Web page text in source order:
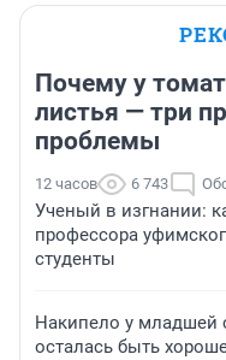
Почему у
листья — три
проблемы
12 часов 6 743
Ученый в изгнании:
профессора
студенты
Накипело у младшей
осталась быть